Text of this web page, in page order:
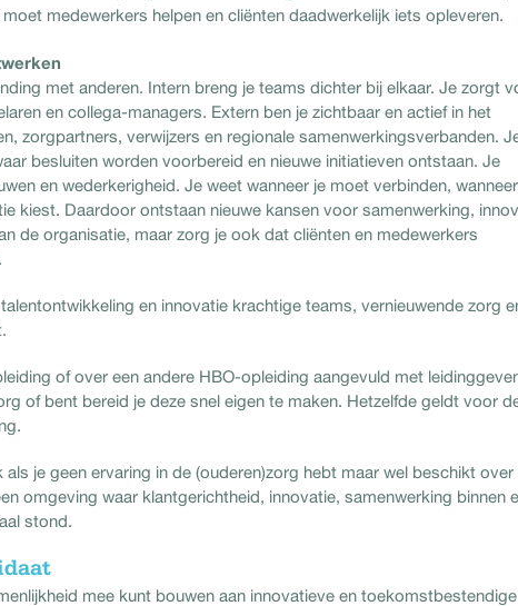
medewerkers helpen en cliënten daadwerkelijk iets opleveren.
met anderen. Intern breng je teams dichter bij elkaar. Je zorgt
en collega-managers. Extern ben je zichtbaar en actief in het
zorgpartners, verwijzers en regionale samenwerkingsverbanden.
besluiten worden voorbereid en nieuwe initiatieven ontstaan. Je
en wederkerigheid. Je weet wanneer je moet verbinden,
kiest. Daardoor ontstaan nieuwe kansen voor samenwerking,
de organisatie, maar zorg je ook dat cliënten en medewerkers
en innovatie krachtige teams, vernieuwende zorg
of over een andere HBO-opleiding aangevuld met
of bent bereid je deze snel eigen te maken. Hetzelfde geldt voor
je geen ervaring in de (ouderen)zorg hebt maar wel beschikt over
omgeving waar klantgerichtheid, innovatie, samenwerking binnen
stond.
mee kunt bouwen aan innovatieve en toekomstbestendige